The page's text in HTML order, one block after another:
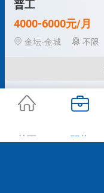
普工
4000-6000元/月
金坛-金城
不限
首页 职位